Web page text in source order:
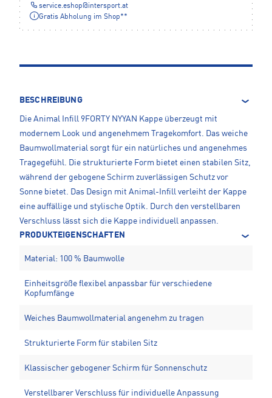
service.eshop@intersport.at
Gratis Abholung im Shop**
BESCHREIBUNG
Die Animal Infill 9FORTY NYYAN Kappe überzeugt mit
modernem Look und angenehmem Tragekomfort. Das weiche
Baumwollmaterial sorgt für ein natürliches und angenehmes
Tragegefühl. Die strukturierte Form bietet einen stabilen Sitz,
während der gebogene Schirm zuverlässigen Schutz vor
Sonne bietet. Das Design mit Animal-Infill verleiht der Kappe
eine auffällige und stylische Optik. Durch den verstellbaren
Verschluss lässt sich die Kappe individuell anpassen.
PRODUKTEIGENSCHAFTEN
Material: 100 % Baumwolle
Einheitsgröße flexibel anpassbar für verschiedene
Kopfumfänge
Weiches Baumwollmaterial angenehm zu tragen
Strukturierte Form für stabilen Sitz
Klassischer gebogener Schirm für Sonnenschutz
Verstellbarer Verschluss für individuelle Anpassung